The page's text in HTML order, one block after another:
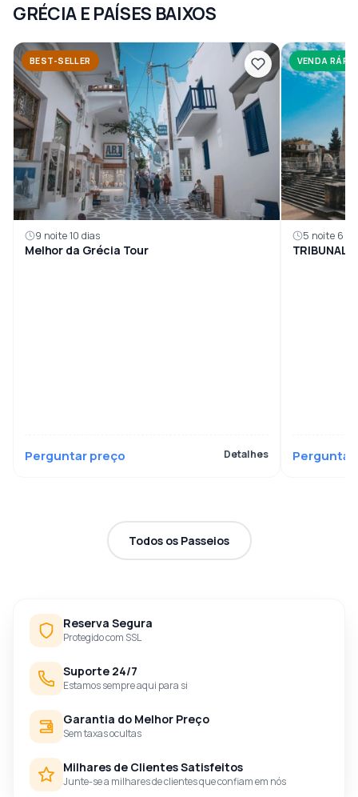
GRÉCIA E PAÍSES BAIXOS
BEST-SELLER
9 noite 10 dias
Melhor da Grécia Tour
Perguntar preço Detalhes
VENDA
5 noite 6
TRIBUNAL
Perguntar
Todos os Passeios
Reserva Segura
Protegido com SSL
Suporte 24/7
Estamos sempre aqui para si
Garantia do Melhor Preço
Sem taxas ocultas
Milhares de Clientes Satisfeitos
Junte-se a milhares de clientes que confiam em nós